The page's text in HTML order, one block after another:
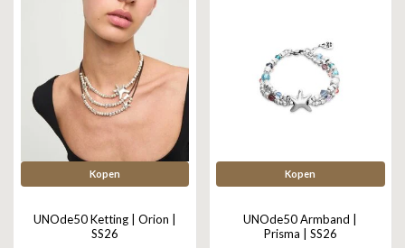
Kopen
UNOde50 Ketting | Orion |
SS26
Kopen
UNOde50 Armband |
Prisma | SS26